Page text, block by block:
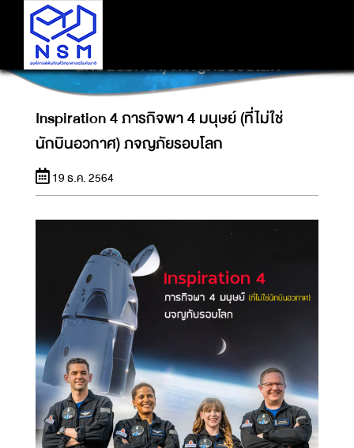
INSPIRATION 4 ภารกิจพา 4 มนุษย์ (ที่ไม่ใช่
นักบินอวกาศ) ภจญภัยรอบโลก
Inspiration 4 ภารกิจพา 4 มนุษย์ (ที่ไม่ใช่
นักบินอวกาศ) ภจญภัยรอบโลก
19 ธ.ค. 2564